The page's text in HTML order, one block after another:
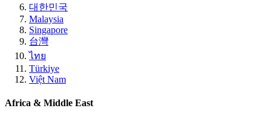
대한민국
Malaysia
Singapore
台灣
ไทย
Türkiye
Việt Nam
Africa & Middle East